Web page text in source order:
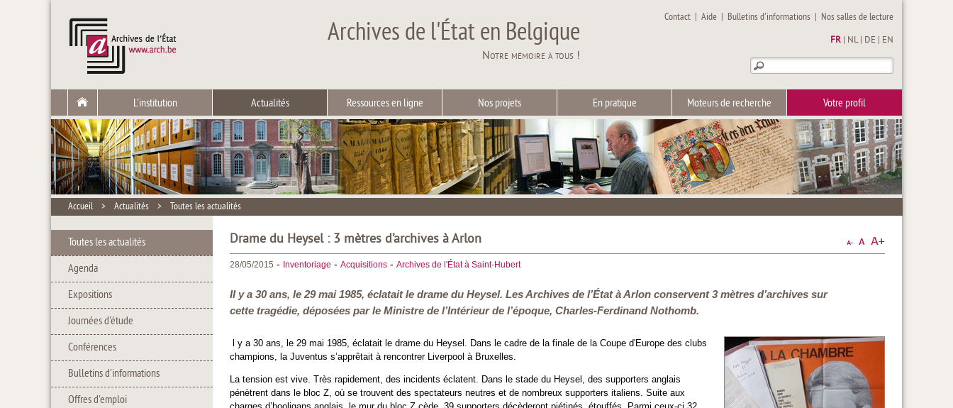
Archives de l'État en Belgique
Notre mémoire à tous !
Contact |Aide | Bulletins d'informations | Nos salles de lecture
FR NL| DE EN
L'institution Actualités Ressources en ligne Nos projets En pratique Moteurs de recherche Votre profil
Accueil > Actualités > Toutes les actualités
Toutes les actualités
Agenda
Expositions
Journées d'étude
Conférences
Bulletins d'informations
Offres d'emploi
Drame du Heysel : 3 mètres d’archives à Arlon
28/05/2015 - Inventoriage - Acquisitions - Archives de l'État à Saint-Hubert
Il y a 30 ans, le 29 mai 1985, éclatait le drame du Heysel. Les Archives de l’État à Arlon conservent 3 mètres d’archives sur
cette tragédie, déposées par le Ministre de l’Intérieur de l’époque, Charles-Ferdinand Nothomb.
l y a 30 ans, le 29 mai 1985, éclatait le drame du Heysel. Dans le cadre de la finale de la Coupe d'Europe des clubs
champions, la Juventus s’apprêtait à rencontrer Liverpool à Bruxelles.
La tension est vive. Très rapidement, des incidents éclatent. Dans le stade du Heysel, des supporters anglais
pénètrent dans le bloc Z, où se trouvent des spectateurs neutres et de nombreux supporters italiens. Suite aux